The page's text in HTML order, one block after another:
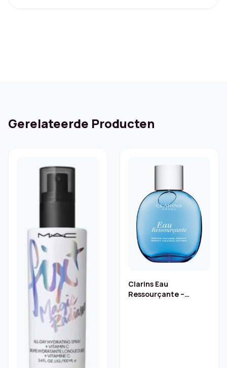
Gerelateerde Producten
Clarins Eau
Ressourçante –